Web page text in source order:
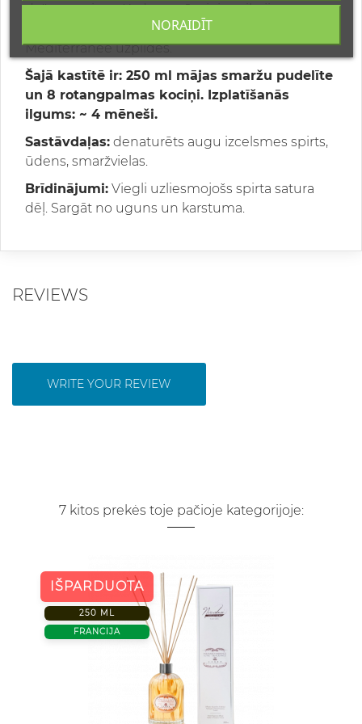
dažus no tiem. Kad aromāts ir iztvaikojis,
izmantojiet oriģinālos Terres et Senteurs de
Mediterranee uzpildes.
Šajā kastītē ir: 250 ml mājas smaržu pudelīte
un 8 rotangpalmas kociņi. Izplatīšanās
ilgums: ~ 4 mēneši.
Sastāvdaļas: denaturēts augu izcelsmes spirts,
ūdens, smaržvielas.
Brīdinājumi: Viegli uzliesmojošs spirta satura
dēļ. Sargāt no uguns un karstuma.
REVIEWS
WRITE YOUR REVIEW
7 kitos prekės toje pačioje kategorijoje:
IŠPARDUOTA
250 ML
FRANCIJA
NORAIDĪT